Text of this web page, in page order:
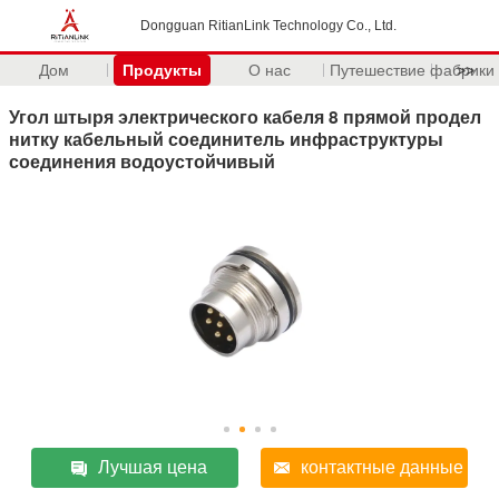
Dongguan RitianLink Technology Co., Ltd.
Дом Продукты О нас Путешествие фабрики
>>
Угол штыря электрического кабеля 8 прямой продел
нитку кабельный соединитель инфраструктуры
соединения водоустойчивый
Лучшая цена контактные данные